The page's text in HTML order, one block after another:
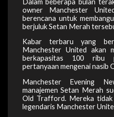
owner Manchester
berencana untuk
berjuluk Setan Merah
Kabar terbaru yang
Manchester United akan
berkapasitas 100 ribu
pertanyaan mengenai nasib
Manchester Evening
manajemen Setan Merah
Old Trafford. Mereka tidak
legendaris Manchester